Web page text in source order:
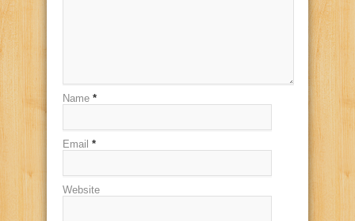
Name *
Email *
Website